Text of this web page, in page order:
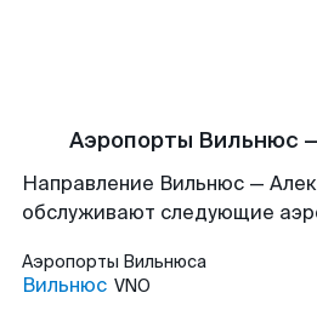
Аэропорты Вильнюс
Направление Вильнюс —
обслуживают следующие
Аэропорты Вильнюса
Вильнюс VNO